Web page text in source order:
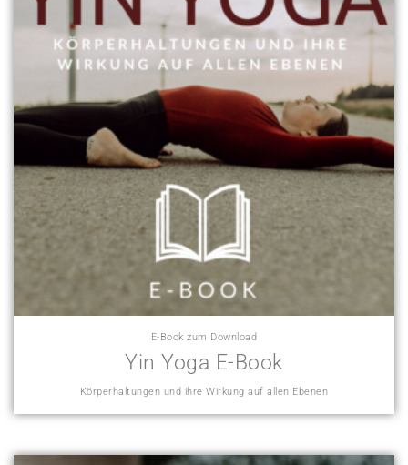
E-Book zum Download
Yin Yoga E-Book
Körperhaltungen und ihre Wirkung auf allen Ebenen